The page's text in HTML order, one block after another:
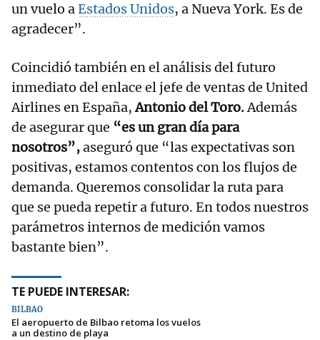
un vuelo aEstados Unidos, a Nueva York. Es de
agradecer”.
Coincidió también en el análisis del futuro
inmediato del enlace el jefe de ventas de United
Airlines en España,Antonio del Toro.Además
de asegurar que “es un gran día para
nosotros”,aseguró que “las expectativas son
positivas, estamos contentos con los flujos de
demanda. Queremos consolidar la ruta para
que se pueda repetir a futuro. En todos nuestros
parámetros internos de medición vamos
bastante bien”.
TE PUEDE INTERESAR:
BILBAO
El aeropuerto de Bilbao retoma los vuelos
a un destino de playa